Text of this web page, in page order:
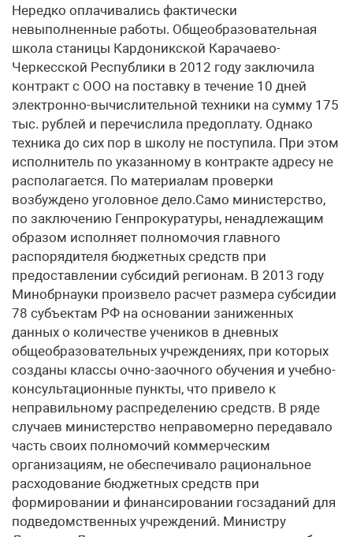
Нередко оплачивались фактически
невыполненные работы. Общеобразовательная
школа станицы Кардоникской Карачаево-
Черкесской Республики в 2012 году заключила
контракт с ООО на поставку в течение 10 дней
электронно-вычислительной техники на сумму 175
тыс. рублей и перечислила предоплату. Однако
техника до сих пор в школу не поступила. При этом
исполнитель по указанному в контракте адресу не
располагается. По материалам проверки
возбуждено уголовное дело.Само министерство,
по заключению Генпрокуратуры, ненадлежащим
образом исполняет полномочия главного
распорядителя бюджетных средств при
предоставлении субсидий регионам. В 2013 году
Минобрнауки произвело расчет размера субсидии
78 субъектам РФ на основании заниженных
данных о количестве учеников в дневных
общеобразовательных учреждениях, при которых
созданы классы очно-заочного обучения и учебно-
консультационные пункты, что привело к
неправильному распределению средств. В ряде
случаев министерство неправомерно передавало
часть своих полномочий коммерческим
организациям, не обеспечивало рациональное
расходование бюджетных средств при
формировании и финансировании госзаданий для
подведомственных учреждений. Министру